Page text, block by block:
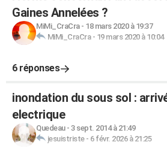
Gaines Annelées ?
MiMi_CraCra- 18 mars 2020 à 19:37
MiMi_CraCra- 19 mars 2020 à 10:04
6 réponses
inondation du sous sol :
electrique
Quedeau- 3 sept. 2014 à 21:49
jesuistriste- 6 févr. 2026 à 21:25